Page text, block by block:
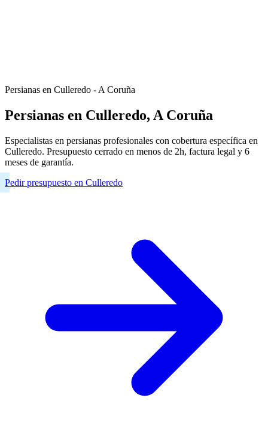
Persianas en Culleredo - A Coruña
Persianas en Culleredo, A Coruña
Especialistas en persianas profesionales con cobertura específica en
Culleredo. Presupuesto cerrado en menos de 2h, factura legal y 6
meses de garantía.
Pedir presupuesto en Culleredo